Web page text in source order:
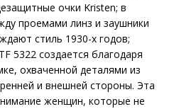
очки Kristen; в
проемами линз и заушники
стиль 1930-х годов;
5322 создается благодаря
охваченной деталями из
и внешней стороны. Эта
женщин, которые не